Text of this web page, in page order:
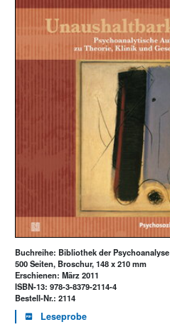
Buchreihe: Bibliothek der Psychoanalyse
500 Seiten, Broschur, 148 x 210 mm
Erschienen: März 2011
ISBN-13: 978-3-8379-2114-4
Bestell-Nr.: 2114
Leseprobe